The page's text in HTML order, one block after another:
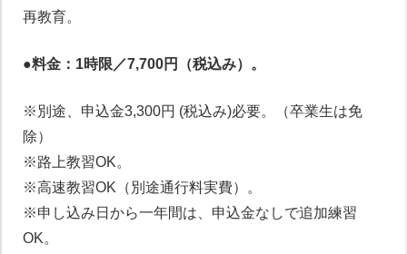
ペーパードライバー講習について
再教育。
●料金：1時限／7,700円（税込み）。
※別途、申込金3,300円 (税込み)必要。（卒業生は免
除）
※路上教習OK。
※高速教習OK（別途通行料実費）。
※申し込み日から一年間は、申込金なしで追加練習
OK。